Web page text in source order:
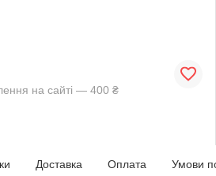
на сайті — 400 ₴
Доставка Оплата Умови